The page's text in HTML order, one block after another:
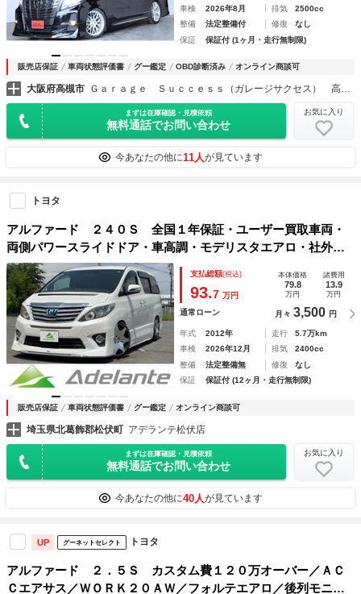
車検
2026年8月 排気
2500cc
整備
法定整備付 修復
なし
保証
保証付 (1ヶ月・走行無制限)
販売店保証 車両状態評価書 グー鑑定 OBD診断済み オンライン商談可
大阪府高槻市 Ｇａｒａｇｅ Ｓｕｃｃｅｓｓ（ガレージサクセス） 高槻店 アルファード・ヴェルファイア・ヴォクシー専門店
まずは在庫確認・見積依頼
無料通話でお問い合わせ
お気に入り
今あなたの他に11人が見ています
トヨタ
アルファード ２４０Ｓ 全国１年保証・ユーザー買取車両・
両側パワースライドドア・車高調・モデリスタエアロ・社外テ
ール・ＥＴＣ・スマートキー・プッシュスタート・シートカバ
ー・社外１９インチアルミ・フォグランプ
支払総額(税込)
93.7 万円
本体価格
79.8
万円
諸費用
13.9
万円
通常ローン 月々 3,500 円
年式 2012年 走行
5.7万km
車検
2026年12月 排気
2400cc
整備
法定整備無 修復
なし
保証
保証付 (12ヶ月・走行無制限)
販売店保証 車両状態評価書 グー鑑定 オンライン商談可
埼玉県北葛飾郡松伏町 アデランテ松伏店
まずは在庫確認・見積依頼
無料通話でお問い合わせ
お気に入り
今あなたの他に40人が見ています
UP グーネットセレクト トヨタ
アルファード ２．５Ｓ カスタム費１２０万オーバー／ＡＣ
Ｃエアサス／ＷＯＲＫ２０ＡＷ／フォルテエアロ／後列モニタ